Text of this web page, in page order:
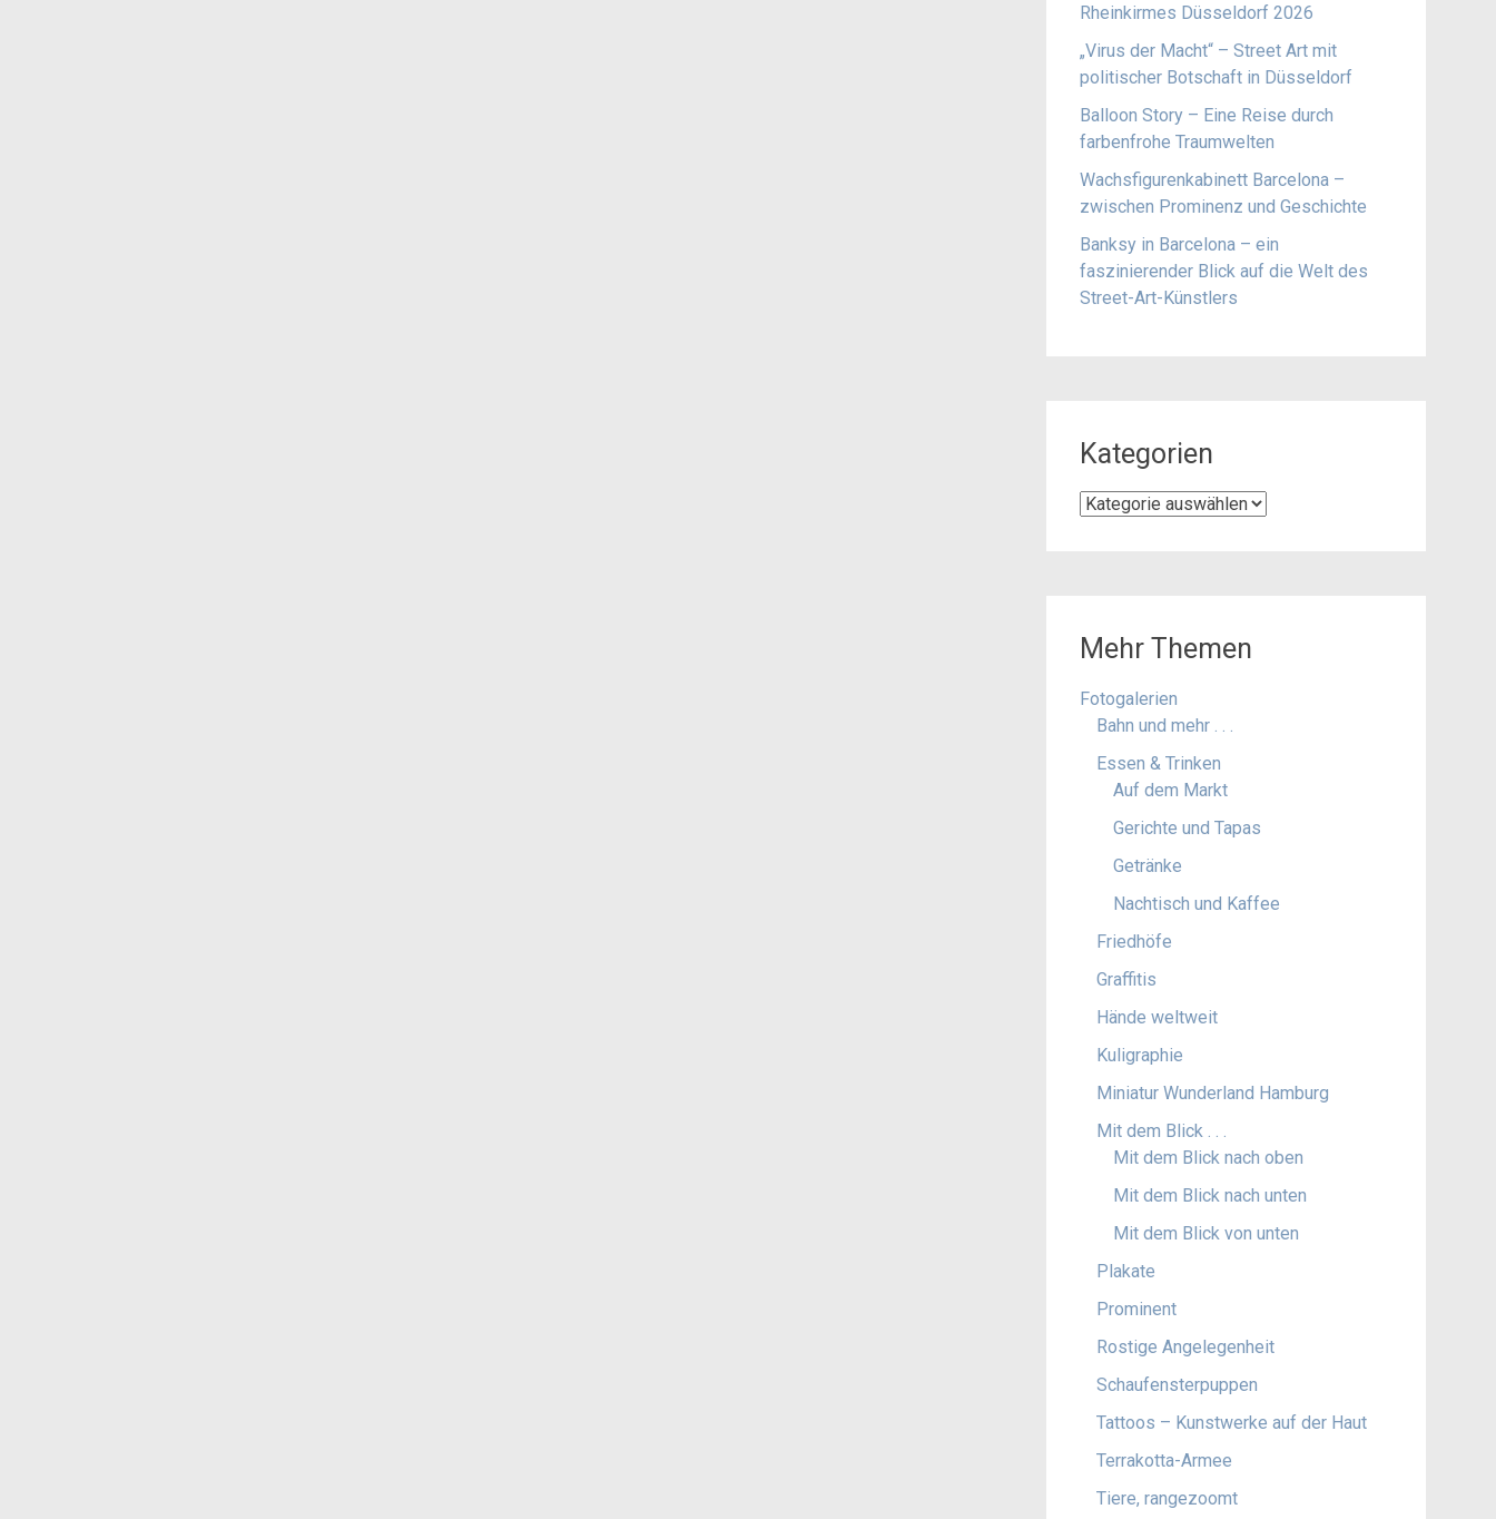
Rheinkirmes Düsseldorf 2026
„Virus der Macht“ – Street Art mit
politischer Botschaft in Düsseldorf
Balloon Story – Eine Reise durch
farbenfrohe Traumwelten
Wachsfigurenkabinett Barcelona –
zwischen Prominenz und Geschichte
Banksy in Barcelona – ein
faszinierender Blick auf die Welt des
Street-Art-Künstlers
Kategorien
Kategorien
Mehr Themen
Fotogalerien
Bahn und mehr . . .
Essen & Trinken
Auf dem Markt
Gerichte und Tapas
Getränke
Nachtisch und Kaffee
Friedhöfe
Graffitis
Hände weltweit
Kuligraphie
Miniatur Wunderland Hamburg
Mit dem Blick . . .
Mit dem Blick nach oben
Mit dem Blick nach unten
Mit dem Blick von unten
Plakate
Prominent
Rostige Angelegenheit
Schaufensterpuppen
Tattoos – Kunstwerke auf der Haut
Terrakotta-Armee
Tiere, rangezoomt